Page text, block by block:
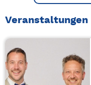
Veranstaltungen